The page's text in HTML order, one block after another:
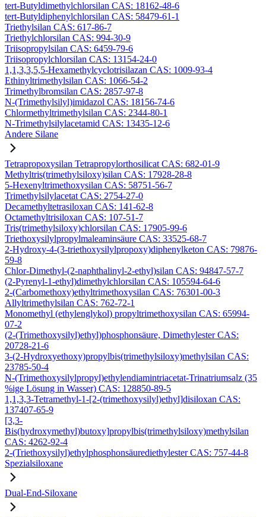
tert-Butyldimethylchlorsilan CAS: 18162-48-6
tert-Butyldiphenylchlorsilan CAS: 58479-61-1
Triethylsilan CAS: 617-86-7
Triethylchlorsilan CAS: 994-30-9
Triisopropylsilan CAS: 6459-79-6
Triisopropylchlorsilan CAS: 13154-24-0
1,1,3,3,5,5-Hexamethylcyclotrisilazan CAS: 1009-93-4
Ethinyltrimethylsilan CAS: 1066-54-2
Trimethylbromsilan CAS: 2857-97-8
N-(Trimethylsilyl)imidazol CAS: 18156-74-6
Chlormethyltrimethylsilan CAS: 2344-80-1
N-Trimethylsilylacetamid CAS: 13435-12-6
Andere Silane
Tetrapropoxysilan Tetrapropylorthosilicat CAS: 682-01-9
Methyltris(trimethylsiloxy)silan CAS: 17928-28-8
5-Hexenyltrimethoxysilan CAS: 58751-56-7
Trimethylsilylacetat CAS: 2754-27-0
Decamethyltetrasiloxan CAS: 141-62-8
Octamethyltrisiloxan CAS: 107-51-7
Tris(trimethylsiloxy)chlorsilan CAS: 17905-99-6
Triethoxysilylpropylmaleaminsäure CAS: 33525-68-7
2-Hydroxy-4-(3-triethoxysilylpropoxy)diphenylketon CAS: 79876-
59-8
Chlor-Dimethyl-(2-naphthalinyl-2-ethyl)silan CAS: 94847-57-7
(2-Pyrenyl-1-ethyl)dimethylchlorsilan CAS: 105594-64-6
2-(Carbomethoxy)ethyltrimethoxysilan CAS: 76301-00-3
Allyltrimethylsilan CAS: 762-72-1
Monomethyl (ethylenglykol) propyltrimethoxysilan CAS: 65994-
07-2
(2-(Trimethoxysilyl)ethyl)phosphonsäure, Dimethylester CAS:
20728-21-6
3-(2-Hydroxyethoxy)propylbis(trimethylsiloxy)methylsilan CAS:
23785-50-4
N-(Trimethoxysilylpropyl)ethylendiamintriacetat-Trinatriumsalz (35
%ige Lösung in Wasser) CAS: 128850-89-5
1,1,3,3-Tetramethyl-1-[2-(trimethoxysilyl)ethyl]disiloxan CAS:
137407-65-9
[3,3-
Bis(hydroxymethyl)butoxy]propylbis(trimethylsiloxy)methylsilan
CAS: 4262-92-4
2-(Triethoxysilyl)ethylphosphonsäurediethylester CAS: 757-44-8
Spezialsiloxane
Dual-End-Siloxane